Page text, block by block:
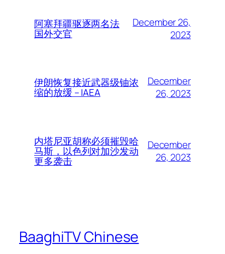
阿塞拜疆驱逐两名法
国外交官
December 26,
2023
伊朗恢复接近武器级铀浓
缩的放缓 – IAEA
December
26, 2023
内塔尼亚胡称必须摧毁哈
马斯，以色列对加沙发动
更多袭击
December
26, 2023
BaaghiTV Chinese